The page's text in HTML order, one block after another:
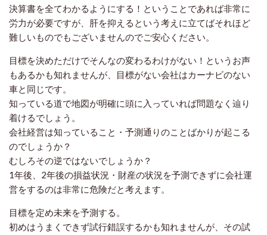
決算書を全てわかるようにする！ということであれば非常に
労力が必要ですが、肝を抑えるという考えに立てばそれほど
難しいものでもございませんのでご安心ください。
目標を決めただけでそんなの変わるわけがない！というお声
もあるかも知れませんが、目標がない会社はカーナビのない
車と同じです。
知っている道で地図が明確に頭に入っていれば問題なく辿り
着けるでしょう。
会社経営は知っていること・予測通りのことばかりが起こる
のでしょうか？
むしろその逆ではないでしょうか？
1年後、2年後の損益状況・財産の状況を予測できずに会社運
営をするのは非常に危険だと考えます。
目標を定め未来を予測する。
初めはうまくできず試行錯誤するかも知れませんが、その試